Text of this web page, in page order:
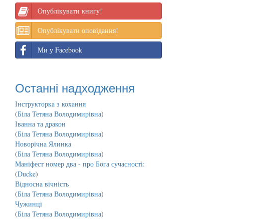
Опублікувати книгу!
Опублікувати оповідання!
Ми у Facebook
Останні надходження
Інструкторка з кохання
(Біла Тетяна Володимирівна)
Іванна та дракон
(Біла Тетяна Володимирівна)
Новорічна Ялинка
(Біла Тетяна Володимирівна)
Маніфест номер два - про Бога сучасності:
(Ducke)
Відносна вічність
(Біла Тетяна Володимирівна)
Чужинці
(Біла Тетяна Володимирівна)